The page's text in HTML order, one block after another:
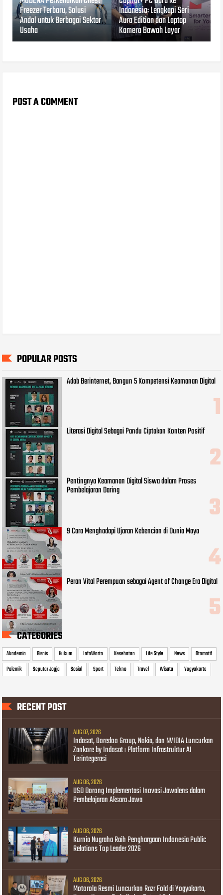
Freezer Terbaru, Solusi
Andal untuk Berbagai Sektor
Usaha
Indonesia: Lengkapi Seri
Aura Edition dan Laptop
Kamera Bawah Layar
POST A COMMENT
POPULAR POSTS
Adab Berinternet, Bangun 5 Kompetensi Keamanan Digital
Literasi Digital Sebagai Pandu Ciptakan Konten Positif
Pentingnya Keamanan Digital Siswa dalam Proses
Pembelajaran Daring
9 Cara Menghadapi Ujaran Kebencian di Dunia Maya
Peran Vital Perempuan sebagai Agent of Change Era Digital
CATEGORIES
Akademia Bisnis Hukum InfoWarta Kesehatan Life Style News
Otomotif
Polemik
Seputar Jogja Sosial Sport Tekno Travel Wisata Yogyakarta
RECENT POST
AUG 07, 2026
Indosat, Ooredoo Group, Nokia, dan NVIDIA Luncurkan
Zankore by Indosat : Platform Infrastruktur AI
Terintegerasi
AUG 06, 2026
USD Dorong Implementasi Inovasi Jawalens dalam
Pembelajaran Aksara Jawa
AUG 06, 2026
Kurnia Nugraha Raih Penghargaan Indonesia Public
Relations Top Leader 2026
AUG 06, 2026
Motorola Resmi Luncurkan Razr Fold di Yogyakarta,